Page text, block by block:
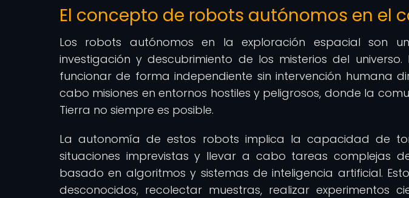
El concepto de robots autónomos en el
Los robots autónomos en la exploración espacial son
investigación y descubrimiento de los misterios del
funcionar de forma independiente sin intervención humana
cabo misiones en entornos hostiles y peligrosos, donde la
Tierra no siempre es posible.
La autonomía de estos robots implica la capacidad de
situaciones imprevistas y llevar a cabo tareas complejas
basado en algoritmos y sistemas de inteligencia artificial.
desconocidos, recolectar muestras, realizar experimentos